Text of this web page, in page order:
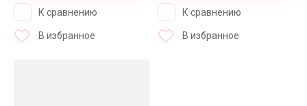
К сравнению
В избранное
К сравнению
В избранное